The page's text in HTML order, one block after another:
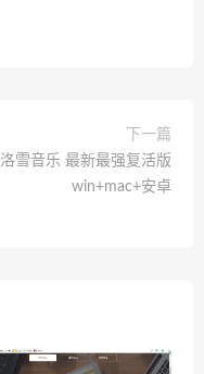
下一篇
洛雪音乐 最新最强复活版
win+mac+安卓